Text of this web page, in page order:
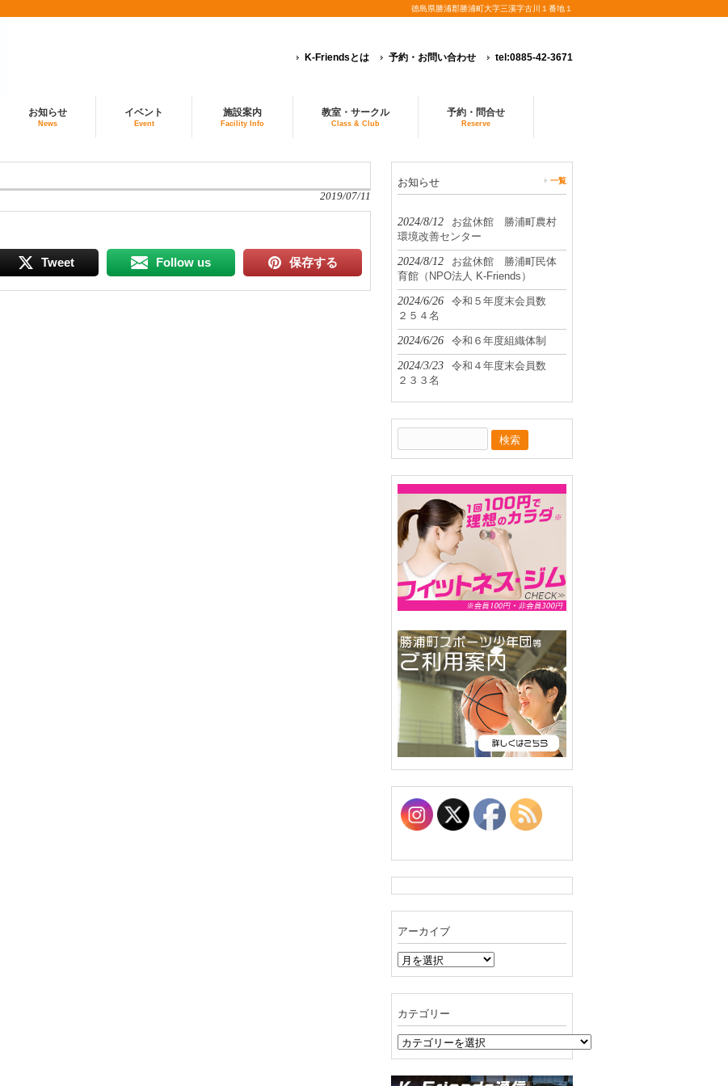
徳島県勝浦郡勝浦町大字三溪字古川１番地１
K-Friendsとは 予約・お問い合わせ tel:0885-42-3671
お知らせ
News
イベント
Event
施設案内
Facility Info
教室・サークル
Class & Club
予約・問合せ
Reserve
2019/07/11
Tweet Follow us 保存する
お知らせ 一覧
2024/8/12
お盆休館 勝浦町農村
環境改善センター
2024/8/12
お盆休館 勝浦町民体
育館（NPO法人 K-Friends）
2024/6/26
令和５年度末会員数
２５４名
2024/6/26 令和６年度組織体制
2024/3/23
令和４年度末会員数
２３３名
索:
アーカイブ
ア
ー
ブ
カテゴリー
カ
テ